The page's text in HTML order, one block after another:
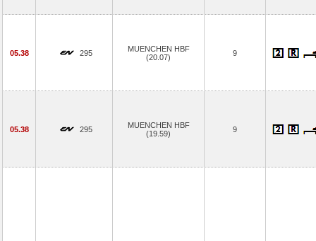
05.38 295
MUENCHEN HBF
(20.07)
9
05.38 295
MUENCHEN HBF
(19.59)
9